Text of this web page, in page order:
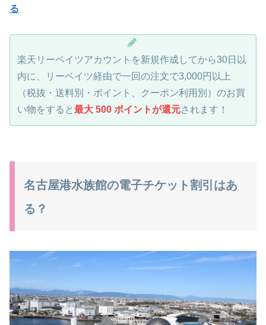
る
楽天リーベイツアカウントを新規作成してから30日以
内に、リーベイツ経由で一回の注文で3,000円以上
（税抜・送料別・ポイント、クーポン利用別）のお買
い物をすると最大 500 ポイントが還元されます！
名古屋港水族館の電子チケット割引はあ
る？